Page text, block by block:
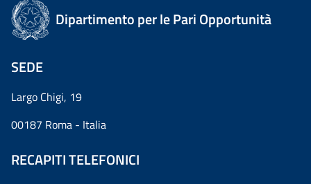
Dipartimento per le Pari Opportunità
SEDE
Largo Chigi, 19
00187 Roma - Italia
RECAPITI TELEFONICI